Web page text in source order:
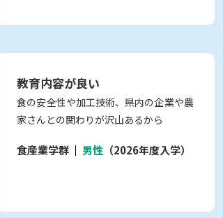
教育内容が良い
食の安全性や加工技術、県内の企業や農
家さんとの関わりが沢山あるから
食産業学群 男性 （2026年度入学）